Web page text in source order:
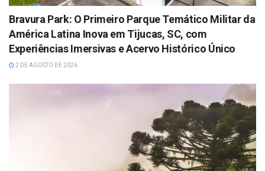
Bravura Park: O Primeiro Parque Temático Militar da
América Latina Inova em Tijucas, SC, com
Experiências Imersivas e Acervo Histórico Único
2 DE AGOSTO DE 2026